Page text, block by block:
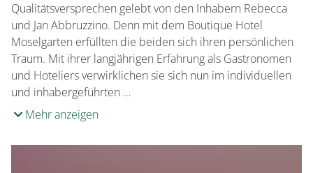
Qualitätsversprechen gelebt von den Inhabern Rebecca
und Jan Abbruzzino. Denn mit dem Boutique Hotel
Moselgarten erfüllten die beiden sich ihren persönlichen
Traum. Mit ihrer langjährigen Erfahrung als Gastronomen
und Hoteliers verwirklichen sie sich nun im individuellen
und inhabergeführten …
Mehr anzeigen